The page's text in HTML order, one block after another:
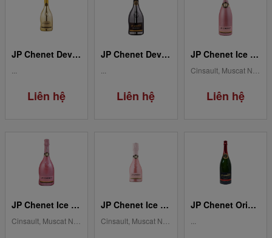
JP Chenet Devine Muscat Sparkling 75CL
Liên hệ
JP Chenet Devine Chardonnay Sparkling 75CL
Liên hệ
JP Chenet Ice Rose Sparkling 150CL
Liên hệ
JP Chenet Ice Rose Sparkling 75CL JP Chenet Ice Rose Sparkling 20CL JP Chenet Original Brut Sparkling 150CL